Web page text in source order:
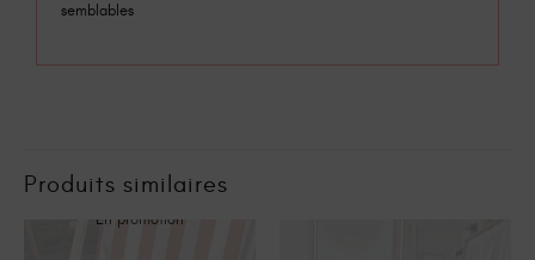
semblables
Produits similaires
En promotion